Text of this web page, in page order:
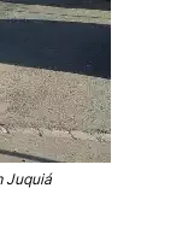
Juquiá